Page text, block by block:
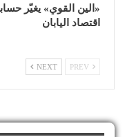
«الين القوي» يغيّر
اقتصاد اليابان
NEXT